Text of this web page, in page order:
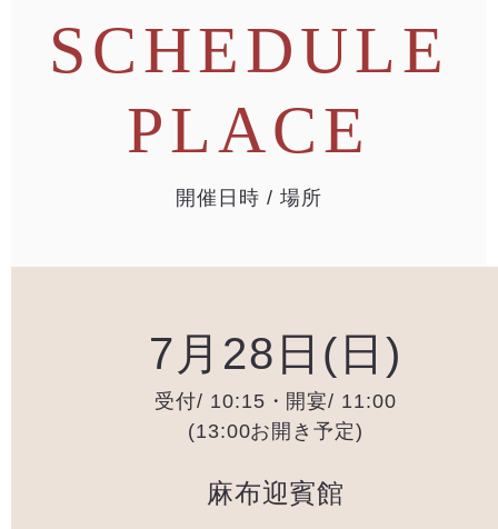
SCHEDULE
PLACE
開催日時 / 場所
7月28日(日)
受付/ 10:15・開宴/ 11:00
(13:00お開き予定)
麻布迎賓館